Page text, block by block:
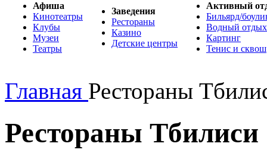
Афиша
Кинотеатры
Клубы
Музеи
Театры
Заведения
Рестораны
Казино
Детские центры
Активный
Бильярд/
Водный отдых
Картинг
Тенис и сквош
Главная Рестораны
Рестораны Тбилиси